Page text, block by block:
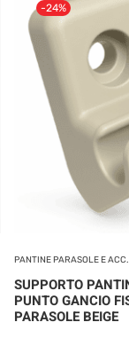
-24%
PANTINE PARASOLE E ACC.
SUPPORTO
PUNTO GANCIO
PARASOLE BEIGE